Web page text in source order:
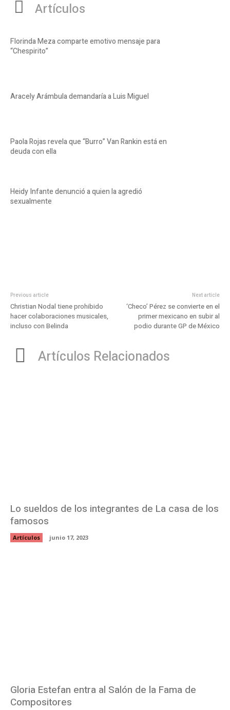
Artículos
Florinda Meza comparte emotivo mensaje para
“Chespirito”
Aracely Arámbula demandaría a Luis Miguel
Paola Rojas revela que “Burro” Van Rankin está en
deuda con ella
Heidy Infante denunció a quien la agredió
sexualmente
Previous article
Christian Nodal tiene prohibido
hacer colaboraciones musicales,
incluso con Belinda
Next article
‘Checo’ Pérez se convierte en el
primer mexicano en subir al
podio durante GP de México
Artículos Relacionados
Lo sueldos de los integrantes de La casa de los
famosos
Artículos junio 17, 2023
Gloria Estefan entra al Salón de la Fama de
Compositores